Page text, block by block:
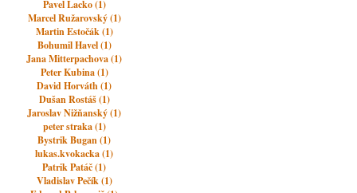
Pavel Lacko (1)
Marcel Ružarovský (1)
Martin Estočák (1)
Bohumil Havel (1)
Jana Mitterpachova (1)
Peter Kubina (1)
David Horváth (1)
Dušan Rostáš (1)
Jaroslav Nižňanský (1)
peter straka (1)
Bystrik Bugan (1)
lukas.kvokacka (1)
Patrik Patáč (1)
Vladislav Pečík (1)